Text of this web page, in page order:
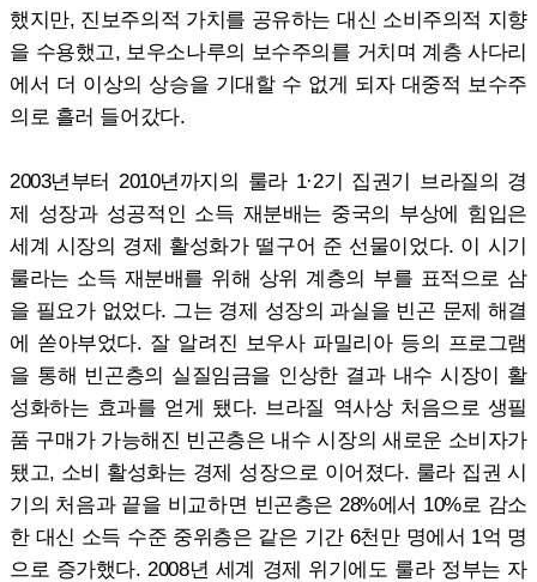
했지만, 진보주의적 가치를 공유하는 대신 소비주의적 지향
을 수용했고, 보우소나루의 보수주의를 거치며 계층 사다리
에서 더 이상의 상승을 기대할 수 없게 되자 대중적 보수주
의로 흘러 들어갔다.
2003년부터 2010년까지의 룰라 1·2기 집권기 브라질의 경
제 성장과 성공적인 소득 재분배는 중국의 부상에 힘입은
세계 시장의 경제 활성화가 떨구어 준 선물이었다. 이 시기
룰라는 소득 재분배를 위해 상위 계층의 부를 표적으로 삼
을 필요가 없었다. 그는 경제 성장의 과실을 빈곤 문제 해결
에 쏟아부었다. 잘 알려진 보우사 파밀리아 등의 프로그램
을 통해 빈곤층의 실질임금을 인상한 결과 내수 시장이 활
성화하는 효과를 얻게 됐다. 브라질 역사상 처음으로 생필
품 구매가 가능해진 빈곤층은 내수 시장의 새로운 소비자가
됐고, 소비 활성화는 경제 성장으로 이어졌다. 룰라 집권 시
기의 처음과 끝을 비교하면 빈곤층은 28%에서 10%로 감소
한 대신 소득 수준 중위층은 같은 기간 6천만 명에서 1억 명
으로 증가했다. 2008년 세계 경제 위기에도 룰라 정부는 자